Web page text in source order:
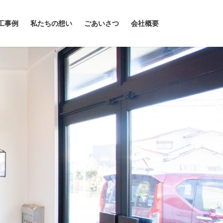
事例 私たちの想い ごあいさつ 会社概要